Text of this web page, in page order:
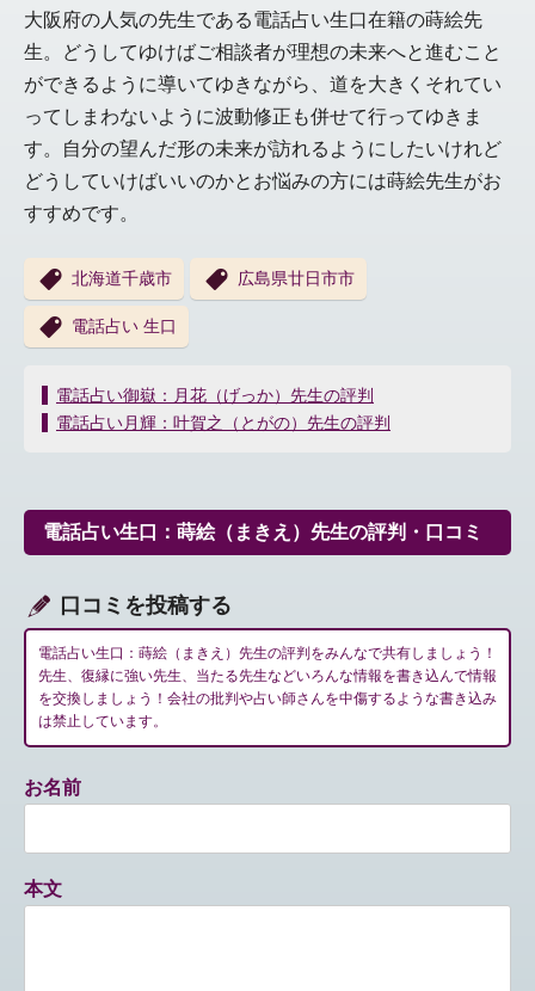
大阪府の人気の先生である電話占い生口在籍の蒔絵先
生。どうしてゆけばご相談者が理想の未来へと進むこと
ができるように導いてゆきながら、道を大きくそれてい
ってしまわないように波動修正も併せて行ってゆきま
す。自分の望んだ形の未来が訪れるようにしたいけれど
どうしていけばいいのかとお悩みの方には蒔絵先生がお
すすめです。
北海道千歳市 広島県廿日市市
電話占い 生口
投
稿
ー
シ
ン
電話占い御嶽：月花（げっか）先生の評判
電話占い月輝：叶賀之（とがの）先生の評判
電話占い生口：蒔絵（まきえ）先生の評判・口コミ
口コミを投稿する
電話占い生口：蒔絵（まきえ）先生の評判をみんなで共有しましょう！
先生、復縁に強い先生、当たる先生などいろんな情報を書き込んで情報
を交換しましょう！会社の批判や占い師さんを中傷するような書き込み
は禁止しています。
お名前
本文